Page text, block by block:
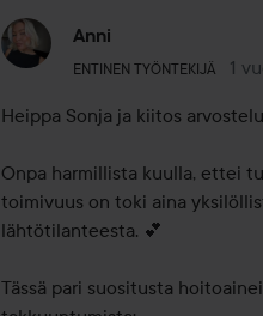
Anni
ENTINEN TYÖNTEKIJÄ
Käyttäjän rooli: 1
Heippa Sonja ja kiitos
Onpa harmillista kuulla, ettei
toimivuus on toki aina
lähtötilanteesta. 💕
Tässä pari suositusta